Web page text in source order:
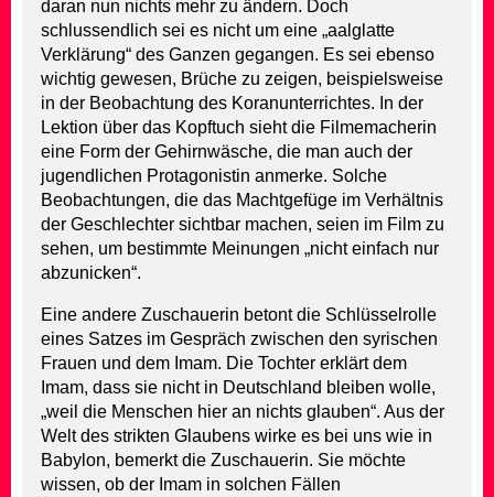
daran nun nichts mehr zu ändern. Doch
schlussendlich sei es nicht um eine „aalglatte
Verklärung“ des Ganzen gegangen. Es sei ebenso
wichtig gewesen, Brüche zu zeigen, beispielsweise
in der Beobachtung des Koranunterrichtes. In der
Lektion über das Kopftuch sieht die Filmemacherin
eine Form der Gehirnwäsche, die man auch der
jugendlichen Protagonistin anmerke. Solche
Beobachtungen, die das Machtgefüge im Verhältnis
der Geschlechter sichtbar machen, seien im Film zu
sehen, um bestimmte Meinungen „nicht einfach nur
abzunicken“.
Eine andere Zuschauerin betont die Schlüsselrolle
eines Satzes im Gespräch zwischen den syrischen
Frauen und dem Imam. Die Tochter erklärt dem
Imam, dass sie nicht in Deutschland bleiben wolle,
„weil die Menschen hier an nichts glauben“. Aus der
Welt des strikten Glaubens wirke es bei uns wie in
Babylon, bemerkt die Zuschauerin. Sie möchte
wissen, ob der Imam in solchen Fällen